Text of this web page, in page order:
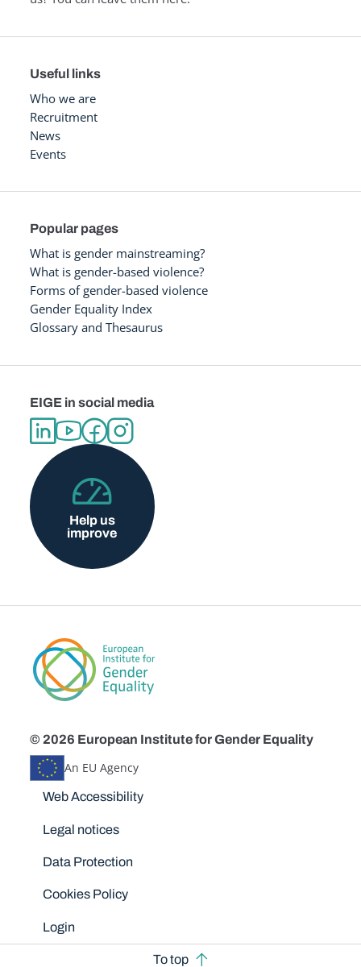
Useful links
Who we are
Recruitment
News
Events
Popular pages
What is gender mainstreaming?
What is gender-based violence?
Forms of gender-based violence
Gender Equality Index
Glossary and Thesaurus
EIGE in social media
Help us
improve
© 2026 European Institute for Gender Equality
An EU Agency
Disclaimers
Web Accessibility
Legal notices
Data Protection
Cookies Policy
Login
To top